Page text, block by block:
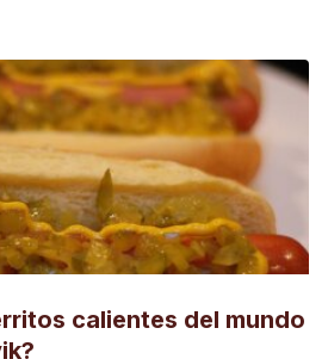
calientes del mundo